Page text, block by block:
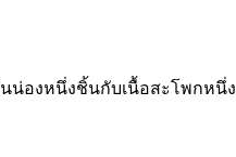
น่องหนึ่งชิ้นกับเนื้อสะโพกหนึ่ง